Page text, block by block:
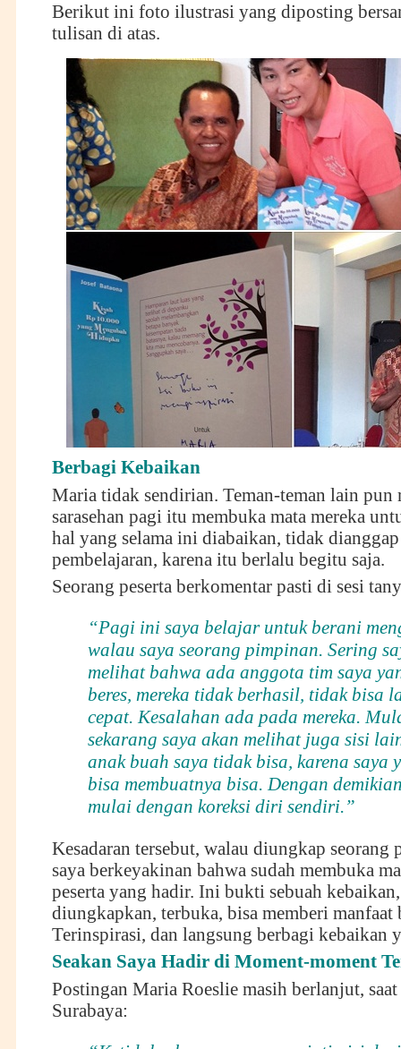
Berikut ini foto ilustrasi yang diposting
tulisan di atas.
Berbagi Kebaikan
Maria tidak sendirian. Teman-teman lain pun
sarasehan pagi itu membuka mata mereka
hal yang selama ini diabaikan, tidak dianggap
pembelajaran, karena itu berlalu begitu saja.
Seorang peserta berkomentar pasti di sesi
“Pagi ini saya belajar untuk berani
walau saya seorang pimpinan. Sering
melihat bahwa ada anggota tim saya
beres, mereka tidak berhasil, tidak bisa
cepat. Kesalahan ada pada mereka.
sekarang saya akan melihat juga sisi
anak buah saya tidak bisa, karena saya
bisa membuatnya bisa. Dengan
mulai dengan koreksi diri sendiri.”
Kesadaran tersebut, walau diungkap seorang
saya berkeyakinan bahwa sudah membuka
peserta yang hadir. Ini bukti sebuah
diungkapkan, terbuka, bisa memberi manfaat
Terinspirasi, dan langsung berbagi kebaikan
Seakan Saya Hadir di Moment-moment
Postingan Maria Roeslie masih berlanjut,
Surabaya: